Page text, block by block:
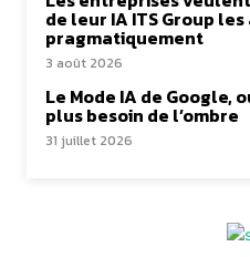
de leur IA ITS Group
pragmatiquement
3 août 2026
Le Mode IA de Google,
plus besoin de l’ombre
31 juillet 2026